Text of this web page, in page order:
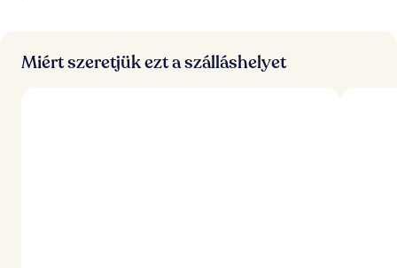
Miért szeretjük ezt a szálláshelyet